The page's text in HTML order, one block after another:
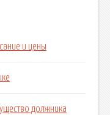
и цены
должника